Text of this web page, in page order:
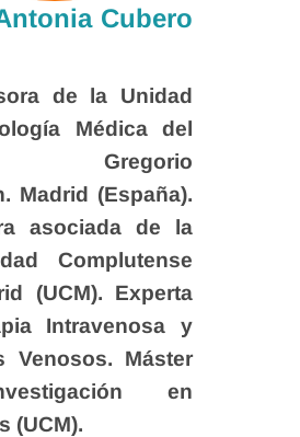
Cubero
de la Unidad
Médica del
Gregorio
Madrid (España).
asociada de la
Complutense
(UCM). Experta
Intravenosa y
Venosos. Máster
en
(UCM).